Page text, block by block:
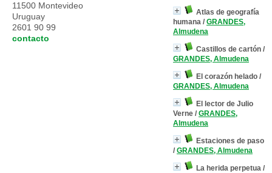
Atlas de geografía
humana / GRANDES,
Almudena
Castillos de cartón /
GRANDES, Almudena
El corazón helado /
GRANDES, Almudena
El lector de Julio
Verne / GRANDES,
Almudena
Estaciones de paso
/ GRANDES, Almudena
La herida perpetua /
11500 Montevideo
Uruguay
2601 90 99
contacto